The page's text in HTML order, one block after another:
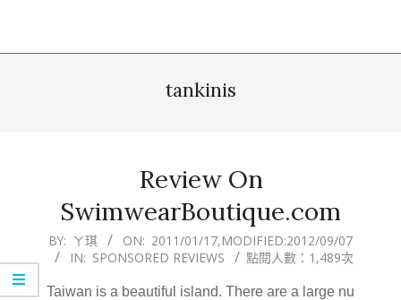
tankinis
Review On
SwimwearBoutique.com
2011-
01-
17
BY: ㄚ琪 ON: 2011/01/17,MODIFIED:2012/09/07
IN: SPONSORED REVIEWS 點閱人數：1,489次
Taiwan is a beautiful island. There are a large nu